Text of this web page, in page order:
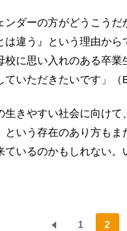
ダーの方がどうこうだ
は違う』という理由か
校に思い入れのある卒
いただきたいです」（B
きやすい社会に向けて
という存在のあり方も
ているのかもしれない
1 2